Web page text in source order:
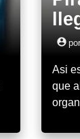
account_circle
Asi
que